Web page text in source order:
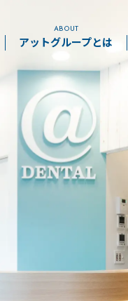
ABOUT
アットグループとは
予防歯科
小児歯科
歯周病治療
虫歯治療